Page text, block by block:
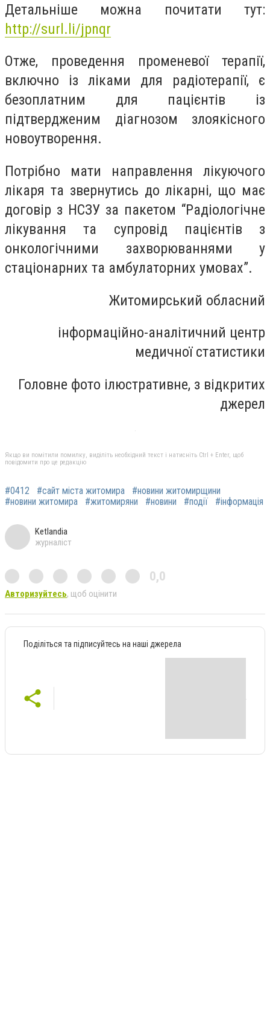
Детальніше можна почитати тут:
http://surl.li/jpnqr
Отже, проведення променевої терапії,
включно із ліками для радіотерапії, є
безоплатним для пацієнтів із
підтвердженим діагнозом злоякісного
новоутворення.
Потрібно мати направлення лікуючого
лікаря та звернутись до лікарні, що має
договір з НСЗУ за пакетом “Радіологічне
лікування та супровід пацієнтів з
онкологічними захворюваннями у
стаціонарних та амбулаторних умовах”.
Житомирський обласний
інформаційно-аналітичний центр
медичної статистики
Головне фото ілюстративне, з відкритих
джерел
Якщо ви помітили помилку, виділіть необхідний текст і натисніть Ctrl + Enter, щоб
повідомити про це редакцію
#0412 #сайт міста житомира
#новини житомирщини
#новини житомира
#житомиряни #новини #події #інформація
Ketlandia
журналіст
0,0
Авторизуйтесь, щоб оцінити
Поділіться та підписуйтесь на наші джерела